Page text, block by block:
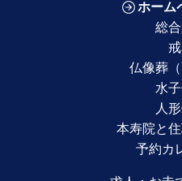
ホーム
総
仏像葬（
水
人
本寿院と
予約カ